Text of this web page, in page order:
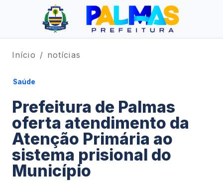
Início notícias
Saúde
Prefeitura de Palmas
oferta atendimento da
Atenção Primária ao
sistema prisional do
Município